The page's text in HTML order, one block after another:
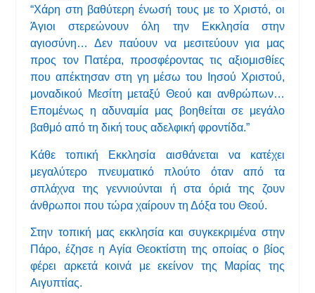
“Χάρη στη βαθύτερη ένωσή τους με το Χριστό, οι
Άγιοι στερεώνουν όλη την Εκκλησία στην
αγιοσύνη… Δεν παύουν να μεσιτεύουν για μας
προς τον Πατέρα, προσφέροντας τις αξιομισθίες
που απέκτησαν στη γη μέσω του Ιησού Χριστού,
μοναδικού Μεσίτη μεταξύ Θεού και ανθρώπων…
Επομένως η αδυναμία μας βοηθείται σε μεγάλο
βαθμό από τη δική τους αδελφική φροντίδα.”
Κάθε τοπική Εκκλησία αισθάνεται να κατέχει
μεγαλύτερο πνευματικό πλούτο όταν από τα
σπλάχνα της γεννιούνται ή στα όριά της ζουν
άνθρωποι που τώρα χαίρουν τη Δόξα του Θεού.
Στην τοπική μας εκκλησία και συγκεκριμένα στην
Πάρο, έζησε η Αγία Θεοκτίστη της οποίας ο βίος
φέρει αρκετά κοινά με εκείνον της Μαρίας της
Αιγυπτίας.